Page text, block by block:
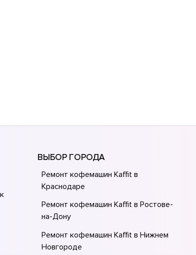
ВЫБОР ГОРОДА
Ремонт кофемашин Kaffit в
Краснодаре
Ремонт кофемашин Kaffit в Ростове-
на-Донy
Ремонт кофемашин Kaffit в Нижнем
Новгороде